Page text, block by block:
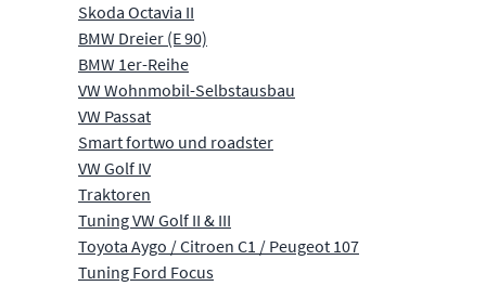
Skoda Octavia II
BMW Dreier (E 90)
BMW 1er-Reihe
VW Wohnmobil-Selbstausbau
VW Passat
Smart fortwo und roadster
VW Golf IV
Traktoren
Tuning VW Golf II & III
Toyota Aygo / Citroen C1 / Peugeot 107
Tuning Ford Focus